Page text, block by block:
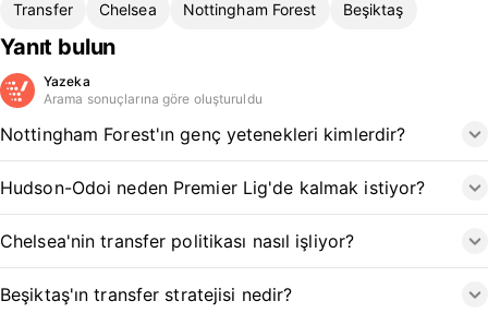
Transfer Chelsea Nottingham Forest Beşiktaş
Yanıt bulun
Yazeka
Arama sonuçlarına göre oluşturuldu
Nottingham Forest'ın genç yetenekleri kimlerdir?
Hudson-Odoi neden Premier Lig'de kalmak istiyor?
Chelsea'nin transfer politikası nasıl işliyor?
Beşiktaş'ın transfer stratejisi nedir?